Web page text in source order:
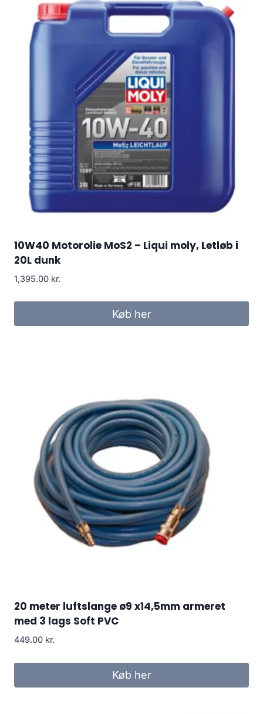
10W40 Motorolie MoS2 – Liqui moly, Letløb i
20L dunk
1,395.00 kr.
Køb her
20 meter luftslange ø9 x14,5mm armeret
med 3 lags Soft PVC
449.00 kr.
Køb her